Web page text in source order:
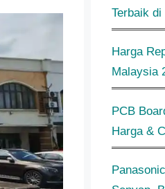
Terbaik
Harga
Malaysia
PCB
Harga &